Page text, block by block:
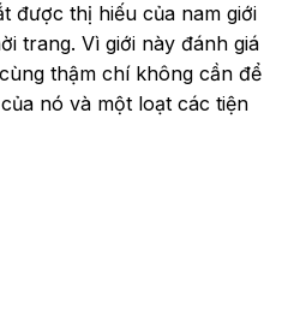
được thị hiếu của nam giới
trang. Vì giới này đánh giá
thậm chí không cần để
nó và một loạt các tiện